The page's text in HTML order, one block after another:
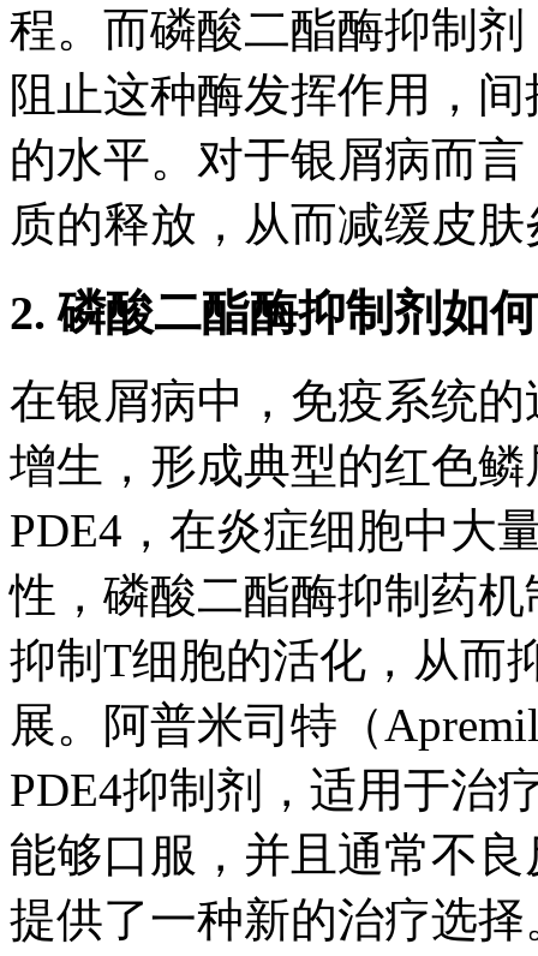
程。而磷酸二酯酶抑制
阻止这种酶发挥作用，
的水平。对于银屑病而
质的释放，从而减缓皮
2. 磷酸二酯酶抑制剂如
在银屑病中，免疫系统
增生，形成典型的红色
PDE4，在炎症细胞中大
性，磷酸二酯酶抑制药
抑制T细胞的活化，从而
展。阿普米司特（
PDE4抑制剂，适用于治
能够口服，并且通常不
提供了一种新的治疗选